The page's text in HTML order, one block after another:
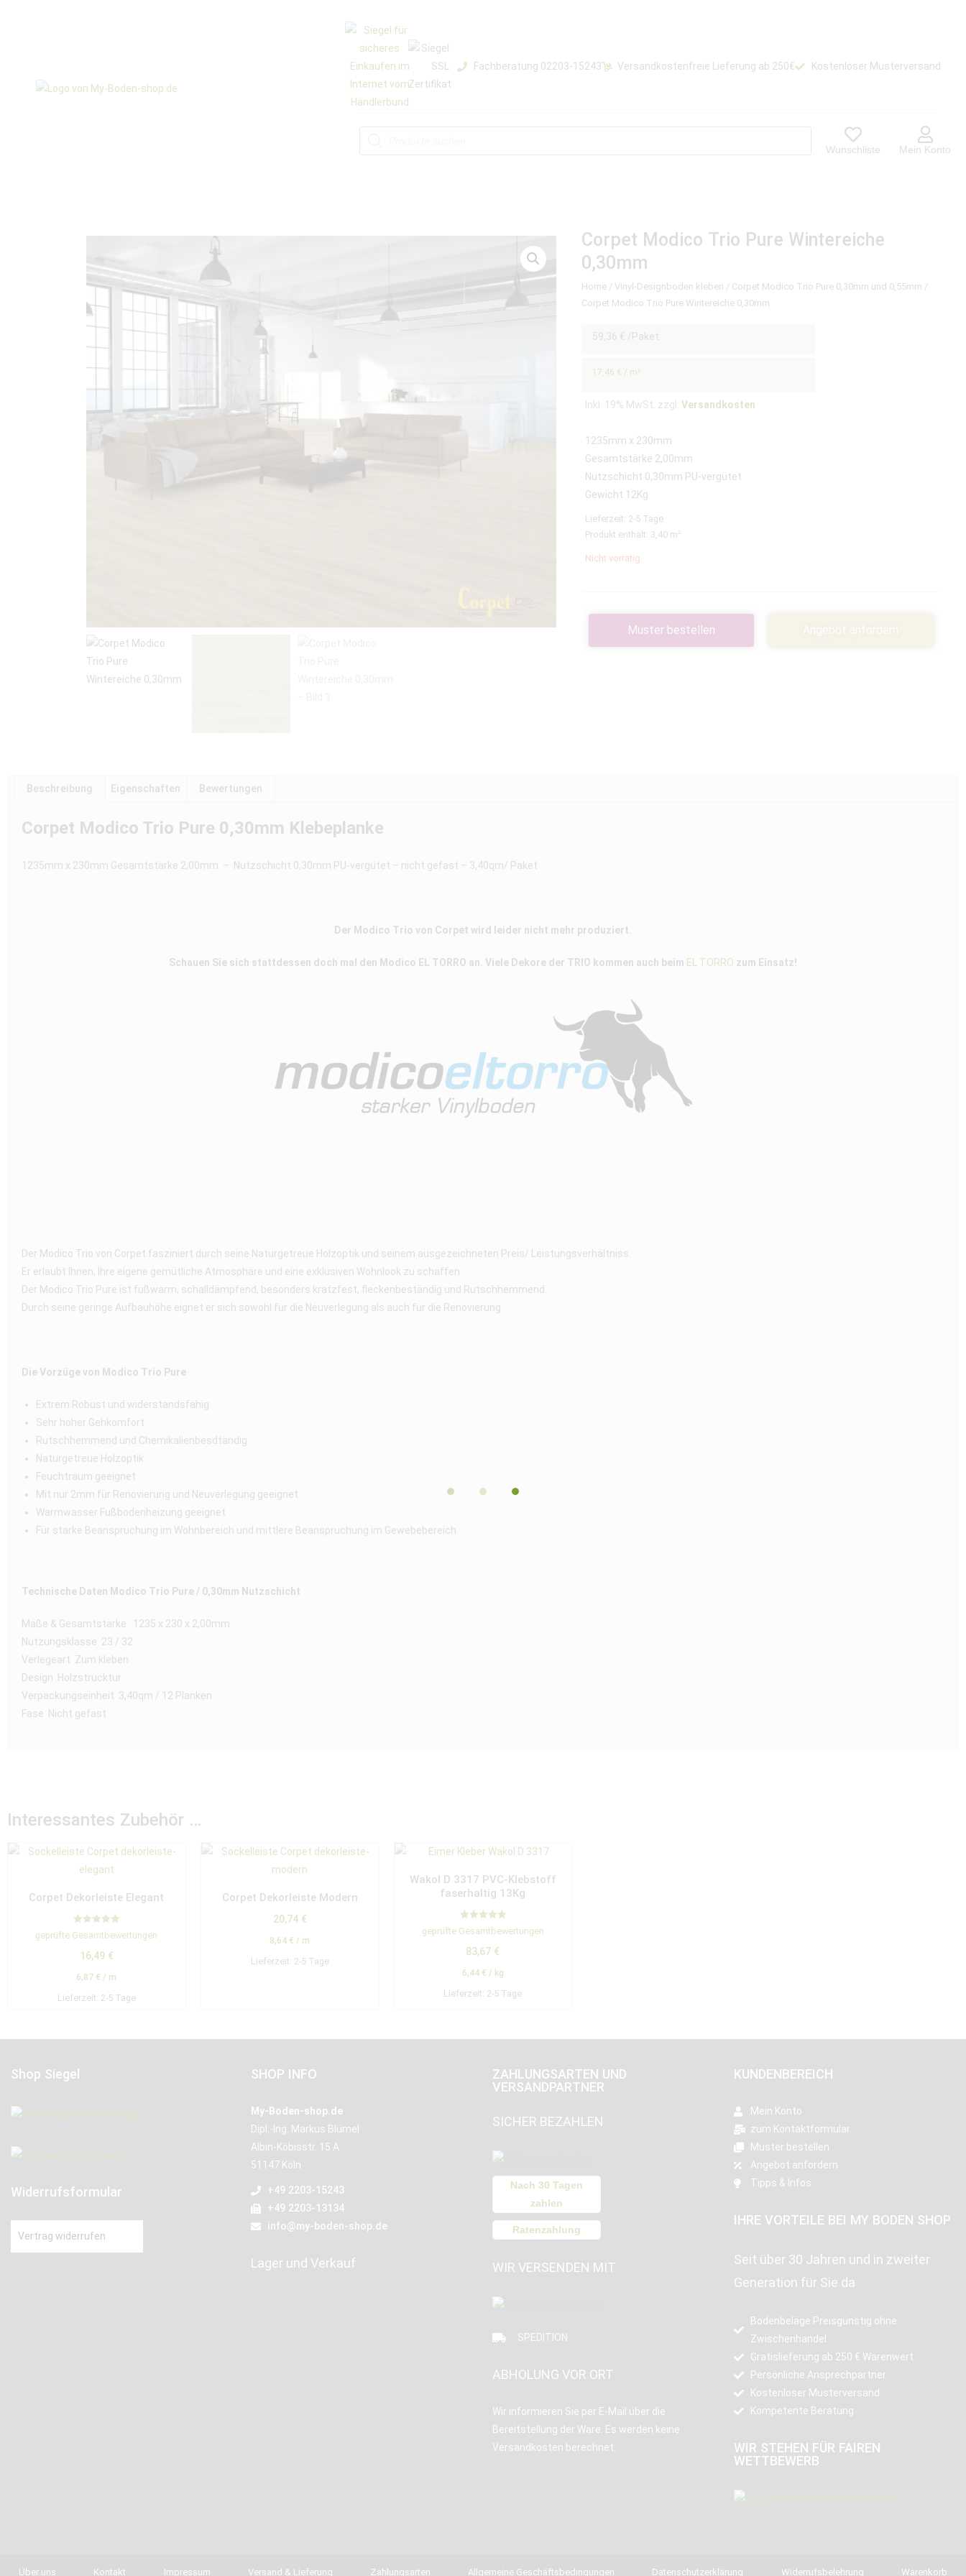
Fachberatung 02203-15243 Versandkostenfreie Lieferung ab 250€ Kostenloser Musterversand
Wunschliste Mein Konto
Corpet Modico Trio Pure Wintereiche
0,30mm
Home / Vinyl-Designboden kleben / Corpet Modico Trio Pure 0,30mm und 0,55mm /
Corpet Modico Trio Pure Wintereiche 0,30mm
59,36 € /Paket
17,46 € / m²
Inkl. 19% MwSt. zzgl.Versandkosten
1235mm x 230mm
Gesamtstärke 2,00mm
Nutzschicht 0,30mm PU-vergütet
Gewicht 12Kg
Lieferzeit: 2-5 Tage
Produkt enthält: 3,40 m²
Nicht vorrätig
Muster bestellen Angebot anfordern
Beschreibung Eigenschaften Bewertungen
Corpet Modico Trio Pure 0,30mm Klebeplanke
1235mm x 230mm Gesamtstärke 2,00mm – Nutzschicht 0,30mm PU-vergütet – nicht gefast – 3,40qm/ Paket
Der Modico Trio von Corpet wird leider nicht mehr produziert.
Schauen Sie sich stattdessen doch mal den Modico EL TORRO an. Viele Dekore der TRIO kommen auch beim EL TORRO zum Einsatz!
Der Modico Trio von Corpet fasziniert durch seine Naturgetreue Holzoptik und seinem ausgezeichneten Preis/ Leistungsverhältniss.
Er erlaubt Ihnen, Ihre eigene gemütliche Atmosphäre und eine exklusiven Wohnlook zu schaffen.
Der Modico Trio Pure ist fußwarm, schalldämpfend, besonders kratzfest, fleckenbeständig und Rutschhemmend.
Durch seine geringe Aufbauhöhe eignet er sich sowohl für die Neuverlegung als auch für die Renovierung.
Die Vorzüge von Modico Trio Pure
Extrem Robust und widerstandsfähig
Sehr hoher Gehkomfort
Rutschhemmend und Chemikalienbesdtändig
Naturgetreue Holzoptik
Feuchtraum geeignet
Mit nur 2mm für Renovierung und Neuverlegung geeignet
Warmwasser Fußbodenheizung geeignet
Für starke Beanspruchung im Wohnbereich und mittlere Beanspruchung im Gewebebereich
Technische Daten Modico Trio Pure / 0,30mm Nutzschicht
Maße & Gesamtstärke 1235 x 230 x 2,00mm
Nutzungsklasse 23 / 32
Verlegeart Zum kleben
Design Holzstrucktur
Verpackungseinheit 3,40qm / 12 Planken
Fase Nicht gefast
Interessantes Zubehör …
Corpet Dekorleiste Elegant
Bewertet mit
5.00
geprüfte Gesamtbewertungen
16,49 €
6,87 € / m
Lieferzeit: 2-5 Tage
Corpet Dekorleiste Modern
20,74 €
8,64 € / m
Lieferzeit: 2-5 Tage
Wakol D 3317 PVC-Klebstoff
faserhaltig 13Kg
Bewertet mit
5.00
geprüfte Gesamtbewertungen
83,67 €
6,44 € / kg
Lieferzeit: 2-5 Tage
Shop Siegel
Widerrufsformular
Vertrag widerrufen
SHOP INFO
My-Boden-shop.de
Dipl.-Ing. Markus Blümel
Albin-Köbisstr. 15 A
51147 Köln
+49 2203-15243
+49 2203-13134
info@my-boden-shop.de
Lager und Verkauf
ZAHLUNGSARTEN UND
VERSANDPARTNER
SICHER BEZAHLEN
Nach 30 Tagen
zahlen
Ratenzahlung
WIR VERSENDEN MIT
SPEDITION
ABHOLUNG VOR ORT
Wir informieren Sie per E-Mail über die
Bereitstellung der Ware. Es werden keine
Versandkosten berechnet.
KUNDENBEREICH
Mein Konto
zum Kontaktformular
Muster bestellen
Angebot anfordern
Tipps & Infos
IHRE VORTEILE BEI MY BODEN SHOP
Seit über 30 Jahren und in zweiter
Generation für Sie da
Bodenbeläge Preisgünstig ohne
Zwischenhandel
Gratislieferung ab 250 € Warenwert
Persönliche Ansprechpartner
Kostenloser Musterversand
Kompetente Beratung
WIR STEHEN FÜR FAIREN
WETTBEWERB
Über uns Kontakt Impressum Versand & Lieferung Zahlungsarten Allgemeine Geschäftsbedingungen Datenschutzerklärung Widerrufsbelehrung Warenkorb